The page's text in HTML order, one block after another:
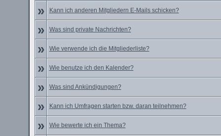
» Kann ich anderen Mitgliedern E-Mails schicken?
» Was sind private Nachrichten?
» Wie verwende ich die Mitgliederliste?
» Wie benutze ich den Kalender?
» Was sind Ankündigungen?
» Kann ich Umfragen starten bzw. daran teilnehmen?
» Wie bewerte ich ein Thema?